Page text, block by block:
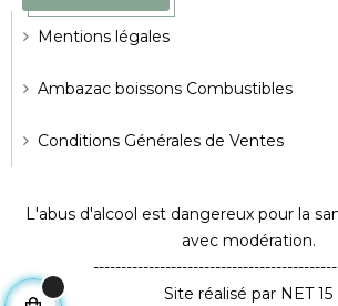
Mentions légales
Ambazac boissons Combustibles
Conditions Générales de Ventes
L'abus d'alcool est dangereux pour la
avec modération.
Site réalisé par NET 15